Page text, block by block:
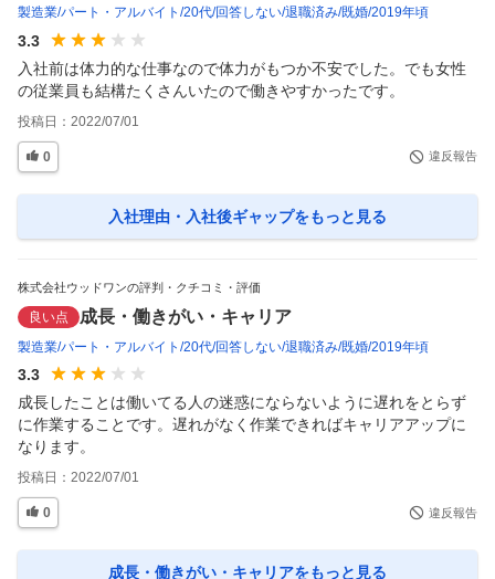
製造業 パート・アルバイト 20代 回答しない 退職済み 既婚 2019年頃
3.3
入社前は体力的な仕事なので体力がもつか不安でした。でも女性
の従業員も結構たくさんいたので働きやすかったです。
投稿日： 2022/07/01
0 違反報告
入社理由・入社後ギャップをもっと見る
株式会社ウッドワンの評判・クチコミ・評価
良い点 成長・働きがい・キャリア
製造業 パート・アルバイト 20代 回答しない 退職済み 既婚 2019年頃
3.3
成長したことは働いてる人の迷惑にならないように遅れをとらず
に作業することです。遅れがなく作業できればキャリアアップに
なります。
投稿日： 2022/07/01
0 違反報告
成長・働きがい・キャリアをもっと見る